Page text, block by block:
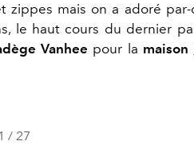
zippes mais on a adoré par-
le haut cours du dernier
Vanhee pour la maison
1 / 27